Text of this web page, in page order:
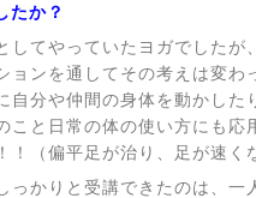
たか？
してやっていたヨガでしたが
ョンを通してその考えは変わ
自分や仲間の身体を動かした
こと日常の体の使い方にも応
（偏平足が治り、足が速く
っかりと受講できたのは、一